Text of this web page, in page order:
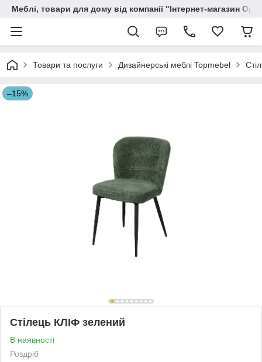
Меблі, товари для дому від компанії "Інтернет-магазин
Товари та послуги Дизайнерські меблі Topmebel
–15%
Стілець КЛІФ зелений
В наявності
Роздріб